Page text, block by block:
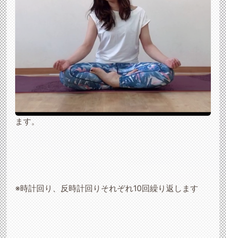
①頭をゆっくり下に倒します。
②息を吸いながら首をゆっくりと右側から後ろに回
しながら倒します。
④息を吐きながら首をゆっくりと左側から前に倒し
ます。
※時計回り、反時計回りそれぞれ10回繰り返します